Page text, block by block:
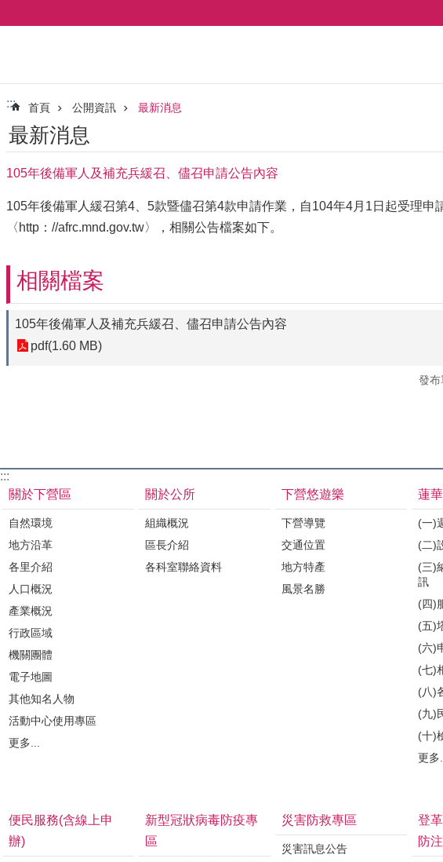
::: 首頁 公開資訊 最新消息
最新消息
105年後備軍人及補充兵緩召、儘召申請公告內容
105年後備軍人緩召第4、5款暨儘召第4款申請作業，自104年4月1日起受理申
〈http：//afrc.mnd.gov.tw〉，相關公告檔案如下。
相關檔案
105年後備軍人及補充兵緩召、儘召申請公告內容
pdf(1.60 MB)
發布
:::
關於下營區
自然環境
地方沿革
各里介紹
人口概況
產業概況
行政區域
機關團體
電子地圖
其他知名人物
活動中心使用專區
更多...
關於公所
組織概況
區長介紹
各科室聯絡資料
下營悠遊樂
下營導覽
交通位置
地方特產
風景名勝
蓮
(一)
(二)
(三)
訊
(四)
(五)
(六)
(七)
(八)
(九)
(十)
更多...
便民服務(含線上申
辦)
新型冠狀病毒防疫專
區
災害防救專區
災害訊息公告
登
防